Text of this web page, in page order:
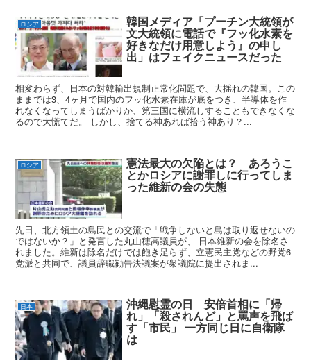
ロシア 韓国メディア「プーチン大統領が
文大統領に電話で『フッ化水素を
好きなだけ用意しよう』の申し
出」はフェイクニュースだった
相変わらず、日本の対韓輸出規制正常化問題で、大揺れの韓国。この
ままでは3、4ヶ月で国内のフッ化水素在庫が底をつき、半導体を作
れなくなってしまうばかりか、第三国に横流しすることもできなくな
るので大慌てだ。 しかし、捨てる神あれば拾う神あり？...
ロシア 憲法最大の欠陥とは？ あろうこ
とかロシアに謝罪しに行ってしま
った維新の会の失態
先日、北方領土の島民との交流で「戦争しないと島は取り返せないの
ではないか？」と発言した丸山穂高議員が、 日本維新の会を除名さ
れました。維新は除名だけでは飽き足らず、立憲民主党などの野党6
党派と共同で、議員辞職勧告決議案が衆議院に提出されま...
日本 沖縄慰霊の日 安倍首相に「帰
れ」「殺されんど」と罵声を飛ば
す「市民」 一方同じ日に自衛隊
は